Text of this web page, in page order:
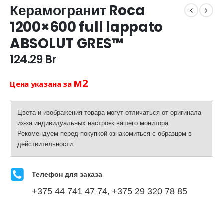
Керамогранит Roca
1200×600 full lappato
ABSOLUT GRES™
124.29Br
Цена указана за м2
Цвета и изображения товара могут отличаться от оригинала
из-за индивидуальных настроек вашего монитора.
Рекомендуем перед покупкой ознакомиться с образцом в
действительности.
Телефон для заказа
+375 44 741 47 74, +375 29 320 78 85